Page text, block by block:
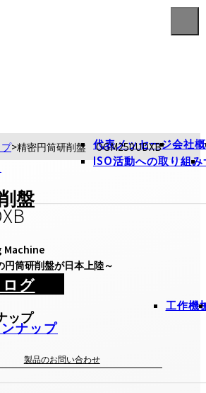
代表メッセージ会社
ISO活動への取り組み
ナップ
製品のお問い合わせ
工作機
>精密円筒研削盤 OGM250UDXB
盤
Machine
円筒研削盤が日本上陸～
グ
ップ